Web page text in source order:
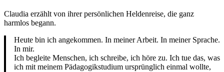
Claudia erzählt von ihrer persönlichen Heldenreise, die ganz
harmlos begann.
Heute bin ich angekommen. In meiner Arbeit. In meiner Sprache.
In mir.
Ich begleite Menschen, ich schreibe, ich höre zu. Ich tue das, was
ich mit meinem Pädagogikstudium ursprünglich einmal wollte,